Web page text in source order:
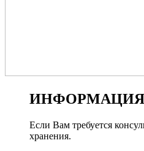
ИНФОРМАЦИЯ
Если Вам требуется
хранения.